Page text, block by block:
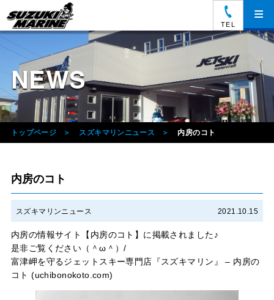
TEL
≡
NEWS
トップページ スズキマリンニュース 内房のコト
内房のコト
スズキマリンニュース 2021.10.15
内房の情報サイト【内房のコト】に掲載されました♪
是非ご覧ください（＾ω＾）/
富津岬を守るジェットスキー専門店『スズキマリン』 – 内房の
コト (uchibonokoto.com)